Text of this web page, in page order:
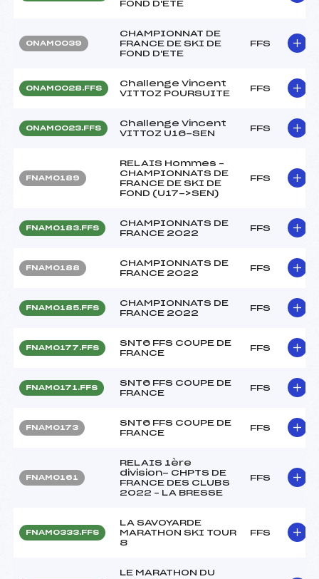
FOND D'ETE
ONAM0039
CHAMPIONNAT DE
FRANCE DE SKI DE
FOND D'ETE
FFS
ONAM0028.FFS
Challenge Vincent
VITTOZ POURSUITE
FFS
ONAM0023.FFS
Challenge Vincent
VITTOZ U16-SEN
FFS
FNAM0189
RELAIS Hommes –
CHAMPIONNATS DE
FRANCE DE SKI DE
FOND (U17->SEN)
FFS
FNAM0183.FFS
CHAMPIONNATS DE
FRANCE 2022
FFS
FNAM0188
CHAMPIONNATS DE
FRANCE 2022
FFS
FNAM0185.FFS
CHAMPIONNATS DE
FRANCE 2022
FFS
FNAM0177.FFS
SNT6 FFS COUPE DE
FRANCE
FFS
FNAM0171.FFS
SNT6 FFS COUPE DE
FRANCE
FFS
FNAM0173
SNT6 FFS COUPE DE
FRANCE
FFS
FNAM0161
RELAIS 1ère
division- CHPTS DE
FRANCE DES CLUBS
2022 – LA BRESSE
FFS
FNAM0333.FFS
LA SAVOYARDE
MARATHON SKI TOUR
8
FFS
LE MARATHON DU